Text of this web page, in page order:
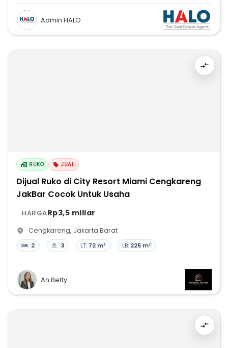
Admin HALO
RUKO JUAL
Dijual Ruko di City Resort Miami Cengkareng
JakBar Cocok Untuk Usaha
HARGARp3,5 miliar
Cengkareng, Jakarta Barat
2 3 LT: 72 m² LB: 225 m²
An Betty